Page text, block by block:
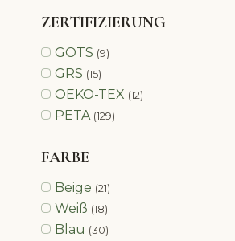
ZERTIFIZIERUNG
GOTS (9)
GRS (15)
OEKO-TEX (12)
PETA (129)
FARBE
Beige (21)
Weiß (18)
Blau (30)